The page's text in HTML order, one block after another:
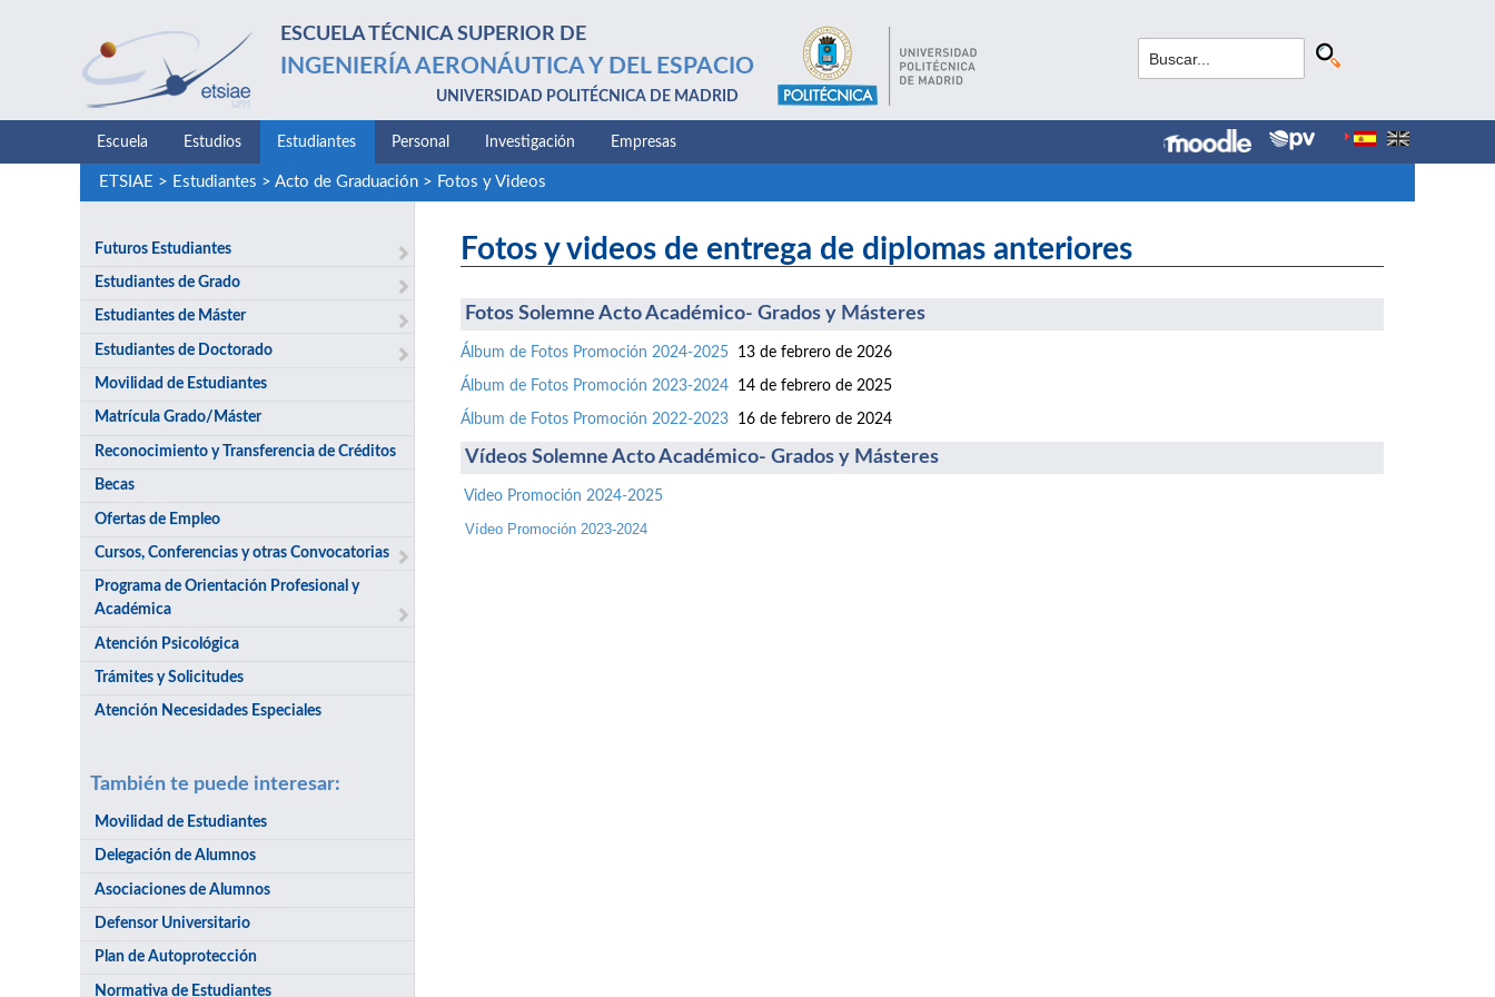
ESCUELA TÉCNICA SUPERIOR DE
INGENIERÍA AERONÁUTICA Y DEL ESPACIO
UNIVERSIDAD POLITÉCNICA DE MADRID
Escuela Estudios Estudiantes Personal Investigación Empresas
ETSIAE > Estudiantes > Acto de Graduación> Fotos y Videos
Futuros Estudiantes
Estudiantes de Grado
Estudiantes de Máster
Estudiantes de Doctorado
Movilidad de Estudiantes
Matrícula Grado/Máster
Reconocimiento y Transferencia de Créditos
Becas
Ofertas de Empleo
Cursos, Conferencias y otras Convocatorias
Programa de Orientación Profesional y
Académica
Atención Psicológica
Trámites y Solicitudes
Atención Necesidades Especiales
También te puede interesar:
Movilidad de Estudiantes
Delegación de Alumnos
Asociaciones de Alumnos
Defensor Universitario
Plan de Autoprotección
Normativa de Estudiantes
Fotos y videos de entrega de diplomas anteriores
Fotos Solemne Acto Académico- Grados y Másteres
Álbum de Fotos Promoción 2024-2025 13 de febrero de 2026
Álbum de Fotos Promoción 2023-2024 14 de febrero de 2025
Álbum de Fotos Promoción 2022-2023 16 de febrero de 2024
Vídeos Solemne Acto Académico- Grados y Másteres
Video Promoción 2024-2025
Vídeo Promoción 2023-2024